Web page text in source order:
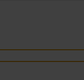
LE MARCHÉ [ÉTUDE]
MARTIN
PIONNIÈRE EN ILLE-ET-VILAINE